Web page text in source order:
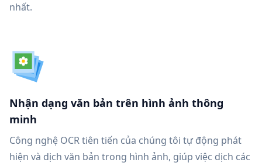
nhất.
Nhận dạng văn bản trên hình ảnh thông
minh
Công nghệ OCR tiên tiến của chúng tôi tự động phát
hiện và dịch văn bản trong hình ảnh, giúp việc dịch các